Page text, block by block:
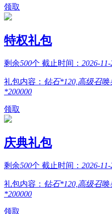
领取
特权礼包
剩余500个 截止时间： 2026-
礼包内容： 钻石*120,高级召
*200000
领取
庆典礼包
剩余500个 截止时间： 2026-
礼包内容： 钻石*120,高级召
*200000
领取